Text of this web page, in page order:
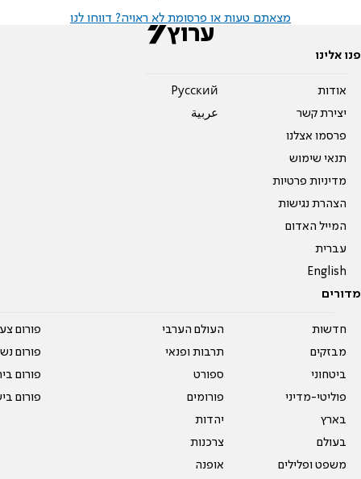
מצאתם טעות או פרסומת לא ראויה? דווחו לנו
פנו אלינו
אודות
יצירת קשר
פרסמו אצלנו
תנאי שימוש
מדיניות פרטיות
הצהרת נגישות
המייל האדום
עברית
English
Pусский
عربية
מדורים
חדשות
מבזקים
ביטחוני
פוליטי-מדיני
בארץ
בעולם
משפט ופלילים
העולם הערבי
תרבות ופנאי
ספורט
פורומים
יהדות
צרכנות
אופנה
פורום
פורום
פורום
פורום